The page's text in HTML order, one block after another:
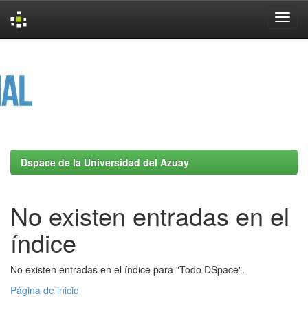
Dspace de la Universidad del Azuay
No existen entradas en el
índice
No existen entradas en el índice para "Todo DSpace".
Página de inicio